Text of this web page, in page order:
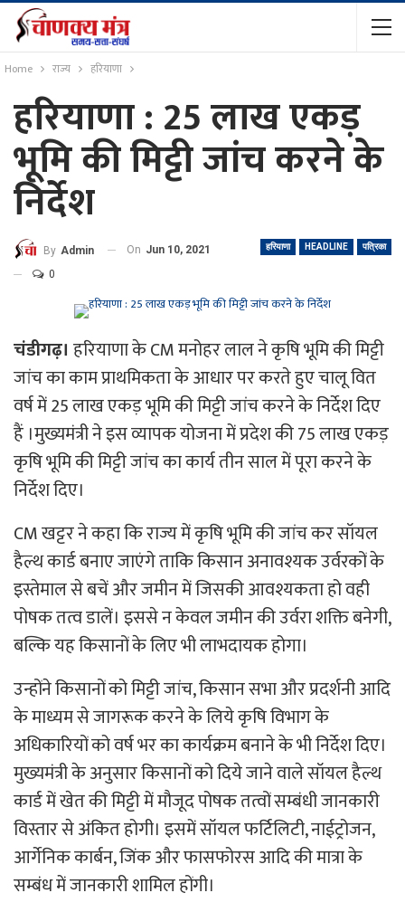
Home राज्य हरियाणा
हरियाणा : 25 लाख एकड़
भूमि की मिट्टी जांच करने के
निर्देश
हरियाणा HEADLINE पत्रिका
By Admin On Jun 10, 2021
0
चंडीगढ़। हरियाणा के CM मनोहर लाल ने कृषि भूमि की मिट्टी
जांच का काम प्राथमिकता के आधार पर करते हुए चालू वित
वर्ष में 25 लाख एकड़ भूमि की मिट्टी जांच करने के निर्देश दिए
हैं ।मुख्यमंत्री ने इस व्यापक योजना में प्रदेश की 75 लाख एकड़
कृषि भूमि की मिट्टी जांच का कार्य तीन साल में पूरा करने के
निर्देश दिए।
CM खट्टर ने कहा कि राज्य में कृषि भूमि की जांच कर सॉयल
हैल्थ कार्ड बनाए जाएंगे ताकि किसान अनावश्यक उर्वरकों के
इस्तेमाल से बचें और जमीन में जिसकी आवश्यकता हो वही
पोषक तत्व डालें। इससे न केवल जमीन की उर्वरा शक्ति बनेगी,
बल्कि यह किसानों के लिए भी लाभदायक होगा।
उन्होंने किसानों को मिट्टी जांच, किसान सभा और प्रदर्शनी आदि
के माध्यम से जागरूक करने के लिये कृषि विभाग के
अधिकारियों को वर्ष भर का कार्यक्रम बनाने के भी निर्देश दिए।
मुख्यमंत्री के अनुसार किसानों को दिये जाने वाले सॉयल हैल्थ
कार्ड में खेत की मिट्टी में मौजूद पोषक तत्वों सम्बंधी जानकारी
विस्तार से अंकित होगी। इसमें सॉयल फर्टिलिटी, नाईट्रोजन,
आर्गेनिक कार्बन, जिंक और फासफोरस आदि की मात्रा के
सम्बंध में जानकारी शामिल होंगी।